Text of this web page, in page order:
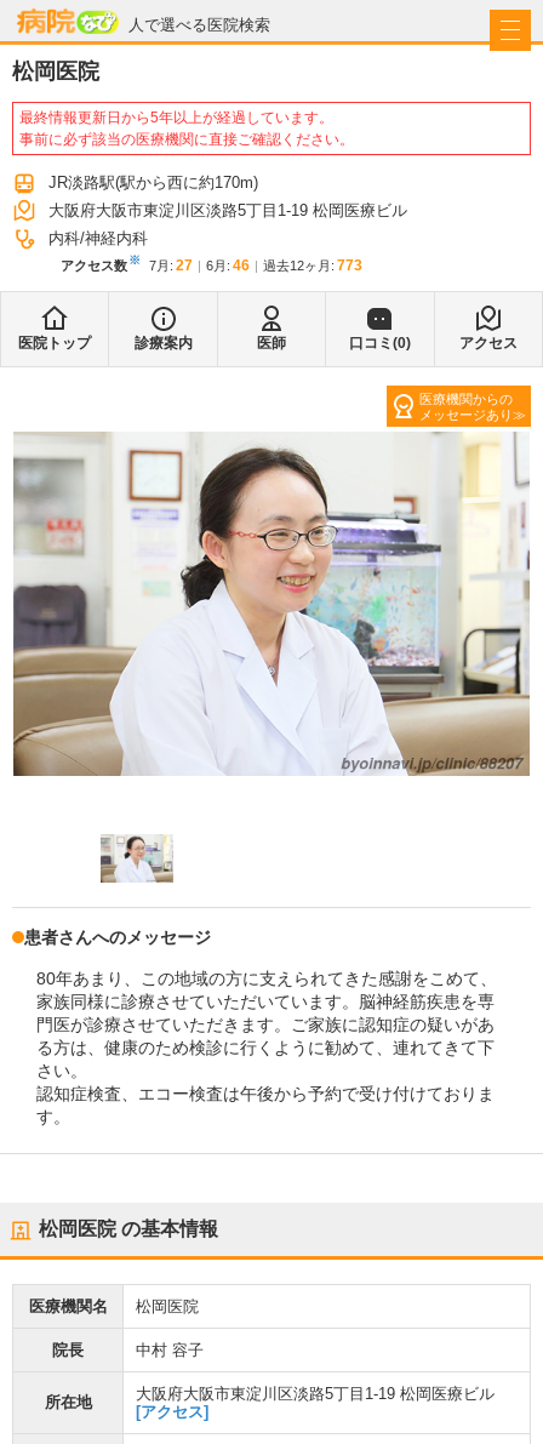
人で選べる医院検索
病院なび
松岡医院
最終情報更新日から5年以上が経過しています。
事前に必ず該当の医療機関に直接ご確認ください。
JR淡路駅(駅から西に約170m)
大阪府大阪市東淀川区淡路5丁目1-19 松岡医療ビル
内科 神経内科
アクセス数※ 7月 : 27 6月 : 46 過去12ヶ月: 773
医院トップ 診療案内 医師 口コミ(0) アクセス
医療機関からの
メッセージあり
患者さんへのメッセージ
80年あまり、この地域の方に支えられてきた感謝をこめて、
家族同様に診療させていただいています。脳神経筋疾患を専
門医が診療させていただきます。ご家族に認知症の疑いがあ
る方は、健康のため検診に行くように勧めて、連れてきて下
さい。
認知症検査、エコー検査は午後から予約で受け付けておりま
す。
松岡医院の基本情報
医療機関名 松岡医院
院長 中村 容子
所在地
大阪府大阪市東淀川区淡路5丁目1-19 松岡医療ビル
[アクセス]